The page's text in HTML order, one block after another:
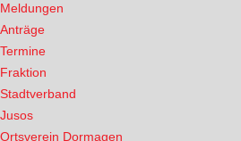
Meldungen
Anträge
Termine
Fraktion
Stadtverband
Jusos
Ortsverein Dormagen